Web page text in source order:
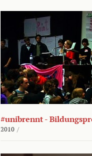
#unibrennt -
2010 /